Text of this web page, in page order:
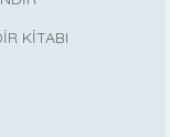
KİTABI